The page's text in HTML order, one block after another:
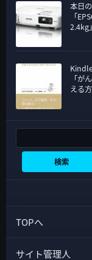
本日
「
2.4kg
「が
える
検索
TOPへ
サイト管理人